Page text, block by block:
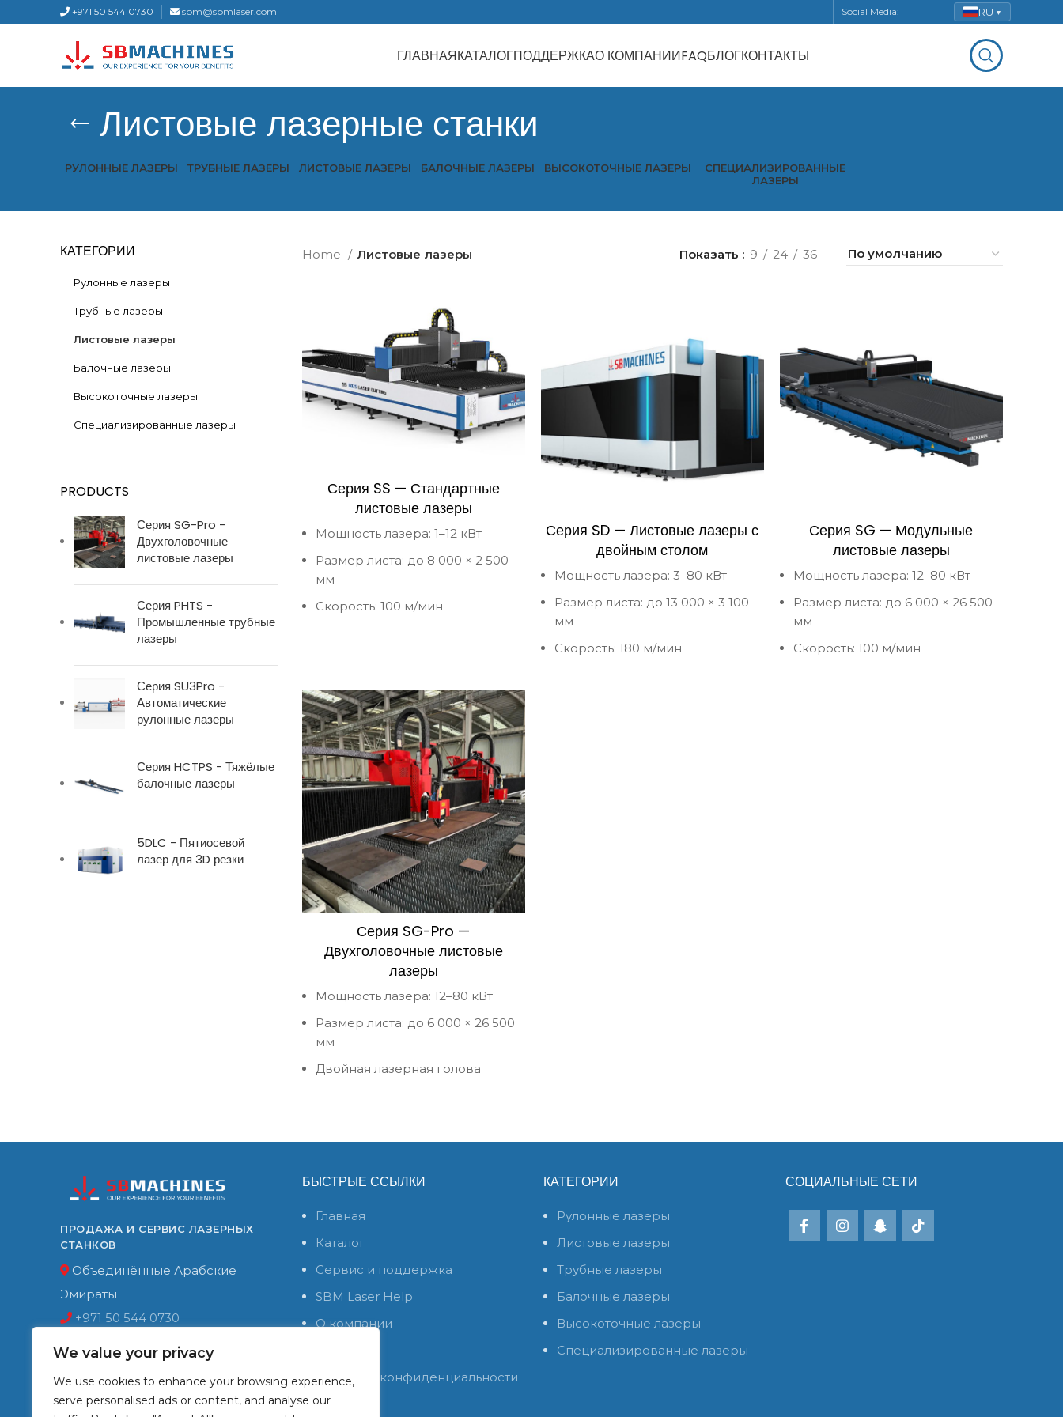
We value your privacy
We use cookies to enhance your browsing experience,
serve personalised ads or content, and analyse our
+971 50 544 0730 sbm@sbmlaser.com Social Media: RU ▼
ГЛАВНАЯКАТАЛОГПОДДЕРЖКАО КОМПАНИИFAQБЛОГКОНТАКТЫ
Листовые лазерные станки
РУЛОННЫЕ ЛАЗЕРЫ ТРУБНЫЕ ЛАЗЕРЫ ЛИСТОВЫЕ ЛАЗЕРЫ БАЛОЧНЫЕ ЛАЗЕРЫ ВЫСОКОТОЧНЫЕ ЛАЗЕРЫ
СПЕЦИАЛИЗИРОВАННЫЕ
ЛАЗЕРЫ
КАТЕГОРИИ
Рулонные лазеры
Трубные лазеры
Листовые лазеры
Балочные лазеры
Высокоточные лазеры
Специализированные лазеры
PRODUCTS
Серия SG-Pro -
Двухголовочные
листовые лазеры
Серия PHTS -
Промышленные трубные
лазеры
Серия SU3Pro -
Автоматические
рулонные лазеры
Серия HCTPS - Тяжёлые
балочные лазеры
5DLC - Пятиосевой
лазер для 3D резки
Home Листовые лазеры Показать 9 24 36
Серия SS — Стандартные
листовые лазеры
Мощность лазера: 1–12 кВт
Размер листа: до 8 000 × 2 500
мм
Скорость: 100 м/мин
Серия SD — Листовые лазеры с
двойным столом
Мощность лазера: 3–80 кВт
Размер листа: до 13 000 × 3 100
мм
Скорость: 180 м/мин
Серия SG — Модульные
листовые лазеры
Мощность лазера: 12–80 кВт
Размер листа: до 6 000 × 26 500
мм
Скорость: 100 м/мин
Серия SG-Pro —
Двухголовочные листовые
лазеры
Мощность лазера: 12–80 кВт
Размер листа: до 6 000 × 26 500
мм
Двойная лазерная голова
ПРОДАЖА И СЕРВИС ЛАЗЕРНЫХ
СТАНКОВ
Объединённые Арабские
Эмираты
+971 50 544 0730
SBM Laser Help SaaS subscription operated by
S&A Servicos Digitais e Consultoria LTDA —
БЫСТРЫЕ ССЫЛКИ
Главная
Каталог
Сервис и поддержка
SBM Laser Help
О компании
Политика конфиденциальности
КАТЕГОРИИ
Рулонные лазеры
Листовые лазеры
Трубные лазеры
Балочные лазеры
Высокоточные лазеры
Специализированные лазеры
СОЦИАЛЬНЫЕ СЕТИ